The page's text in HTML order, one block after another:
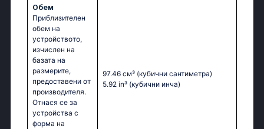
Обем
Приблизителен
обем на
устройството,
изчислен на
базата на
размерите,
предоставени от
производителя.
Отнася се за
устройства с
форма на
97.46 см³ (кубични сантиметра)
5.92 in³ (кубични инча)